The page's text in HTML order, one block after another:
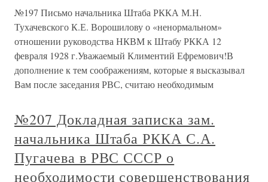
№197 Письмо начальника Штаба РККА М.Н.
Тухачевского К.Е. Ворошилову о «ненормальном»
отношении руководства НКВМ к Штабу РККА 12
февраля 1928 г.Уважаемый Климентий Ефремович!В
дополнение к тем соображениям, которые я высказывал
Вам после заседания РВС, считаю необходимым
№207 Докладная записка зам.
начальника Штаба РККА С.А.
Пугачева в РВС СССР о
необходимости совершенствования